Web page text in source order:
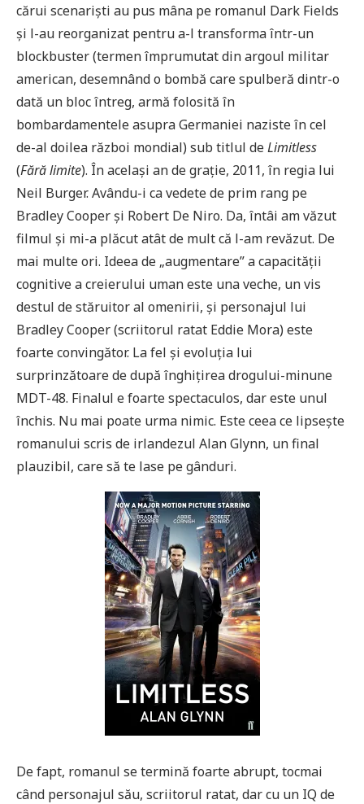
cărui scenariști au pus mâna pe romanul Dark Fields
și l-au reorganizat pentru a-l transforma într-un
blockbuster (termen împrumutat din argoul militar
american, desemnând o bombă care spulberă dintr-o
dată un bloc întreg, armă folosită în
bombardamentele asupra Germaniei naziste în cel
de-al doilea război mondial) sub titlul deLimitless
(Fără limite). În același an de grație, 2011, în regia lui
Neil Burger. Avându-i ca vedete de prim rang pe
Bradley Cooper și Robert De Niro. Da, întâi am văzut
filmul și mi-a plăcut atât de mult că l-am revăzut. De
mai multe ori. Ideea de „augmentare” a capacității
cognitive a creierului uman este una veche, un vis
destul de stăruitor al omenirii, și personajul lui
Bradley Cooper (scriitorul ratat Eddie Mora) este
foarte convingător. La fel și evoluția lui
surprinzătoare de după înghițirea drogului-minune
MDT-48. Finalul e foarte spectaculos, dar este unul
închis. Nu mai poate urma nimic. Este ceea ce lipsește
romanului scris de irlandezul Alan Glynn, un final
plauzibil, care să te lase pe gânduri.
De fapt, romanul se termină foarte abrupt, tocmai
când personajul său, scriitorul ratat, dar cu un IQ de